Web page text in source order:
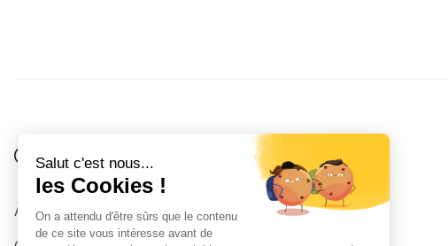
Côté Formations
À propos
Je suis
Au collège